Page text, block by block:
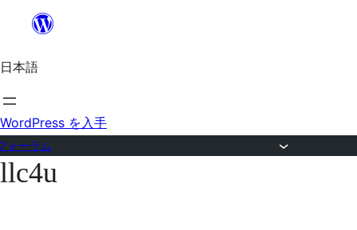
を
ス
キ
ッ
プ
日本語
WordPress を入手
ォーラム
コ
llc4u